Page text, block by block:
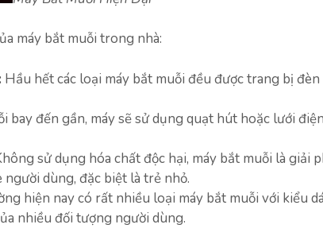
máy bắt muỗi trong nhà:
Hầu hết các loại máy bắt muỗi đều được trang bị
bay đến gần, máy sẽ sử dụng quạt hút hoặc lưới
sử dụng hóa chất độc hại, máy bắt muỗi là giải
dùng, đặc biệt là trẻ nhỏ.
hiện nay có rất nhiều loại máy bắt muỗi với kiểu
nhiều đối tượng người dùng.